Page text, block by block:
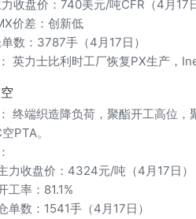
收盘价：740美元/吨CFR（4月17
价差：创新低
数：3787手（4月17日）
： 英力士比利时工厂恢复PX生产，
： 终端织造降负荷，聚酯开工高位
PTA。
：
力收盘价：4324元/吨（4月17日）
工率：81.1%
单数：1541手（4月17日）